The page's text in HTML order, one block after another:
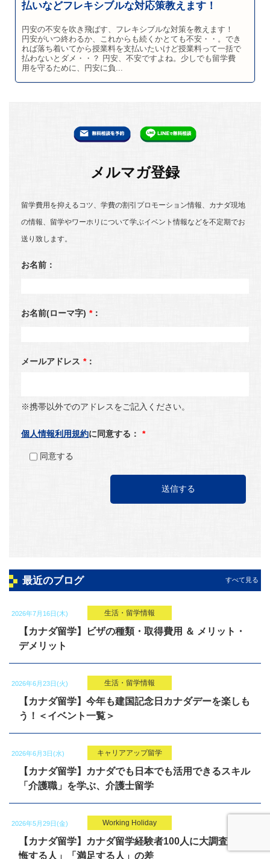
払いなどフレキシブルな対応策教えます！
円安の不安を吹き飛ばす、フレキシブルな対策を教えます！
円安がいつ終わるか、これからも続くかとても不安・・。でき
れば落ち着いてから授業料を支払いたいけど授業料って一括で
払わないとダメ・・？ 円安、不安ですよね。少しでも留学費
用を守るために、円安に負...
メルマガ登録
留学費用を抑えるコツ、学費の割引プロモーション情報、カナダ現地
の情報、留学やワーホリについて学ぶイベント情報などを不定期でお
送り致します。
お名前：
お名前(ローマ字) *：
メールアドレス *：
※携帯以外でのアドレスをご記入ください。
個人情報利用規約に同意する： *
同意する
最近のブログ
2026年7月16日(木) 生活・留学情報
【カナダ留学】ビザの種類・取得費用 ＆ メリット・
デメリット
2026年6月23日(火) 生活・留学情報
【カナダ留学】今年も建国記念日カナダデーを楽しも
う！＜イベント一覧＞
2026年6月3日(水) キャリアアップ留学
【カナダ留学】カナダでも日本でも活用できるスキル
「介護職」を学ぶ、介護士留学
2026年5月29日(金) Working Holiday
【カナダ留学】カナダ留学経験者100人に大調査「後
悔する人」「満足する人」の差
すべて見る